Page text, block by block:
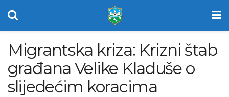
Migrantska kriza: Krizni štab
građana Velike Kladuše o
slijedećim koracima